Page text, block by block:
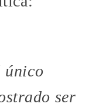
único
ser